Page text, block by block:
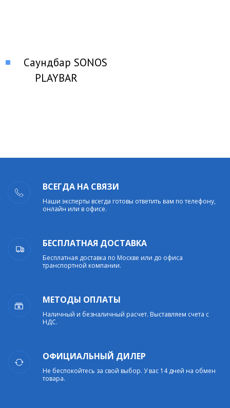
Саундбар SONOS
PLAYBAR
ВСЕГДА НА СВЯЗИ
Наши эксперты всегда готовы ответить вам по телефону,
онлайн или в офисе.
БЕСПЛАТНАЯ ДОСТАВКА
Бесплатная доставка по Москве или до офиса
транспортной компании.
МЕТОДЫ ОПЛАТЫ
Наличный и безналичный расчет. Выставляем счета с
НДС.
ОФИЦИАЛЬНЫЙ ДИЛЕР
Не беспокойтесь за свой выбор. У вас 14 дней на обмен
товара.